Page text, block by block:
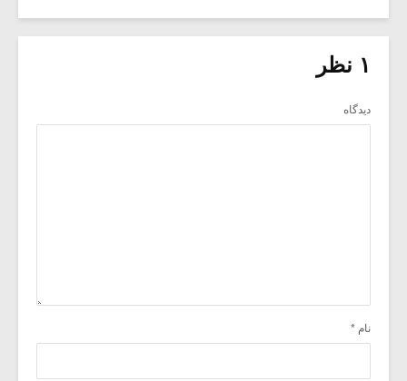
۱ نظر
دیدگاه
نام *